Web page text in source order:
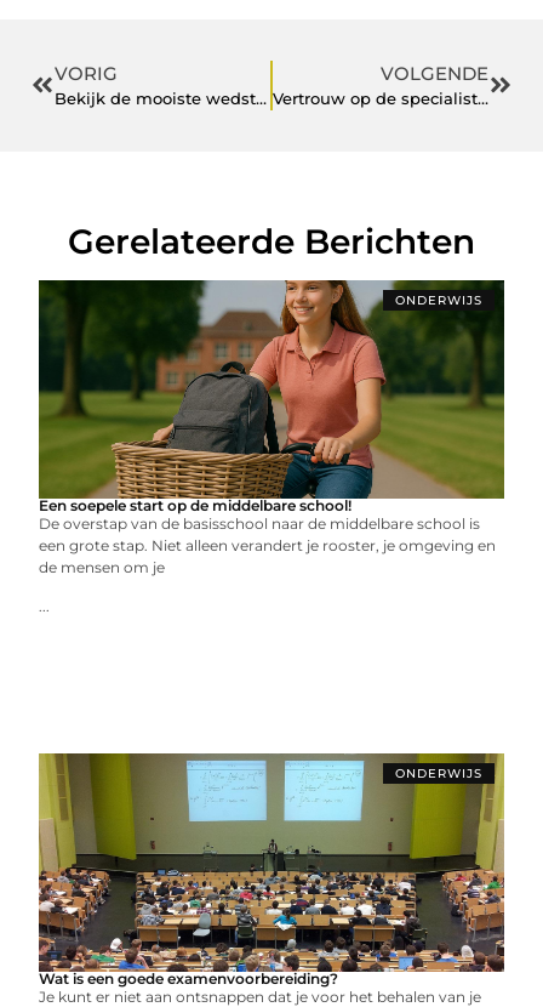
VORIG
Bekijk de mooiste wedstrijden met voetbaltickets naar Spanje
VOLGENDE
Vertrouw op de specialist van een hoveniersbedrijf in Etten-Leur
Gerelateerde Berichten
ONDERWIJS
Een soepele start op de middelbare school!
De overstap van de basisschool naar de middelbare school is
een grote stap. Niet alleen verandert je rooster, je omgeving en
de mensen om je
...
ONDERWIJS
Wat is een goede examenvoorbereiding?
Je kunt er niet aan ontsnappen dat je voor het behalen van je